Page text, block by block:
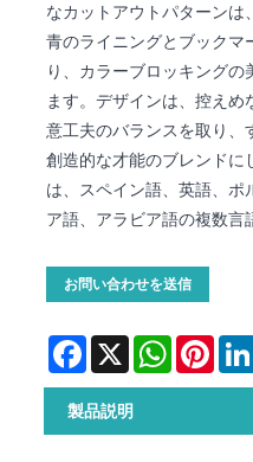
なカットアウトパターンは
青のライニングとブックマ
り、カラーブロッキング
ます。デザインは、控え
意工夫のバランスを取り、
創造的な才能のブレンドに
は、スペイン語、英語、ポ
ア語、アラビア語の複数言
お問い合わせを送信
Facebook
X WhatsApp
製品説明